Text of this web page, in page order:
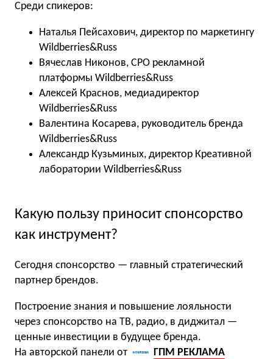
Среди спикеров:
Наталья Пейсахович, директор по маркетингу
Wildberries&Russ
Вячеслав Никонов, CPO рекламной
платформы Wildberries&Russ
Алексей Краснов, медиадиректор
Wildberries&Russ
Валентина Косарева, руководитель бренда
Wildberries&Russ
Александр Кузьминых, директор Креативной
лаборатории Wildberries&Russ
Какую пользу приносит спонсорство
как инструмент?
Сегодня спонсорство — главный стратегический
партнер брендов.
Построение знания и повышение лояльности
через спонсорство на ТВ, радио, в диджитал —
ценные инвестиции в будущее бренда.
На авторской панели от
ГПМ РЕКЛАМА